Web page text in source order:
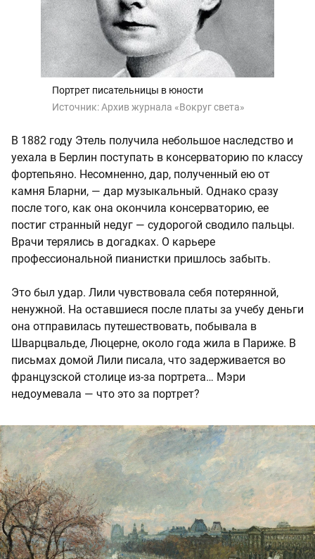
Портрет писательницы в юности
Источник:Архив журнала «Вокруг света»
В 1882 году Этель получила небольшое наследство и
уехала в Берлин поступать в консерваторию по классу
фортепьяно. Несомненно, дар, полученный ею от
камня Бларни, — дар музыкальный. Однако сразу
после того, как она окончила консерваторию, ее
постиг странный недуг — судорогой сводило пальцы.
Врачи терялись в догадках. О карьере
профессиональной пианистки пришлось забыть.
Это был удар. Лили чувствовала себя потерянной,
ненужной. На оставшиеся после платы за учебу деньги
она отправилась путешествовать, побывала в
Шварцвальде, Люцерне, около года жила в Париже. В
письмах домой Лили писала, что задерживается во
французской столице из-за портрета… Мэри
недоумевала — что это за портрет?